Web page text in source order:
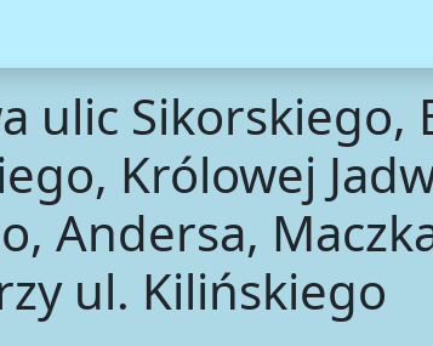
ulic Sikorskiego,
Królowej
Andersa,
ul. Kilińskiego